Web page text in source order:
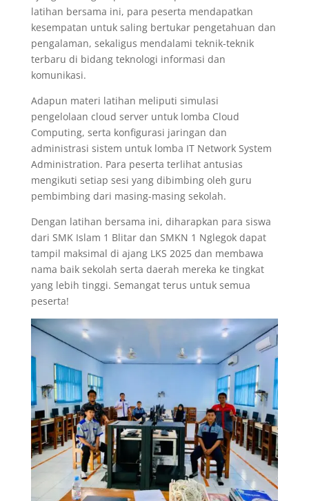
latihan bersama ini, para peserta mendapatkan
kesempatan untuk saling bertukar pengetahuan dan
pengalaman, sekaligus mendalami teknik-teknik
terbaru di bidang teknologi informasi dan
komunikasi.
Adapun materi latihan meliputi simulasi
pengelolaan cloud server untuk lomba Cloud
Computing, serta konfigurasi jaringan dan
administrasi sistem untuk lomba IT Network System
Administration. Para peserta terlihat antusias
mengikuti setiap sesi yang dibimbing oleh guru
pembimbing dari masing-masing sekolah.
Dengan latihan bersama ini, diharapkan para siswa
dari SMK Islam 1 Blitar dan SMKN 1 Nglegok dapat
tampil maksimal di ajang LKS 2025 dan membawa
nama baik sekolah serta daerah mereka ke tingkat
yang lebih tinggi. Semangat terus untuk semua
peserta!